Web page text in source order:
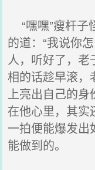
“嘿嘿”瘦杆子
的道：“我说你
人，听好了，老
相的话趁早滚，
上亮出自己的身
在他心里，其实
一拍便能爆发出
能做到的。